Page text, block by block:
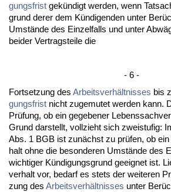
gungs­frist gekündigt wer­den, wenn
grund de­rer dem Kündi­gen­den un­ter
Umstände des Ein­zel­falls und un­ter
bei­der Ver­trags­tei­le die
- 6 -
Fort­set­zung des Ar­beits­verhält­nis­ses bis
gungs­frist nicht zu­ge­mu­tet wer­den kann.
Prüfung, ob ein ge­ge­be­ner
Grund dar­stellt, voll­zieht sich zwei­stu­fig:
Abs. 1 BGB ist zunächst zu prüfen, ob
halt oh­ne die be­son­de­ren Umstände des
wich­ti­ger Kündi­gungs­grund ge­eig­net ist.
ver­halt vor, be­darf es stets der wei­te­ren
zung des Ar­beits­verhält­nis­ses un­ter